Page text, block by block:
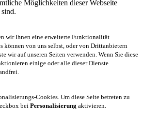
Möglichkeiten dieser Webseite
wir Ihnen eine erweiterte Funktionalität
können von uns selbst, oder von Drittanbietern
wir auf unseren Seiten verwenden. Wenn Sie diese
einige oder alle dieser Dienste
Cookies. Um diese Seite betreten zu
bei Personalisierung aktivieren.